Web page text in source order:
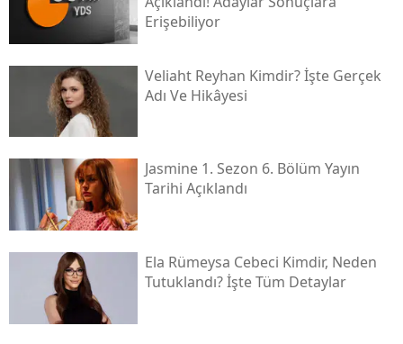
Erişebiliyor
Veliaht Reyhan Kimdir? İşte Gerçek
Adı Ve Hikâyesi
Jasmine 1. Sezon 6. Bölüm Yayın
Tarihi Açıklandı
Ela Rümeysa Cebeci Kimdir, Neden
Tutuklandı? İşte Tüm Detaylar